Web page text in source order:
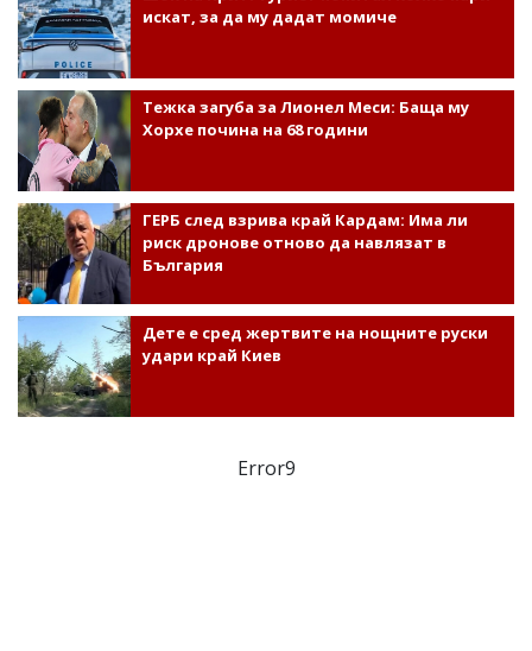
искат, за да му дадат момиче
Тежка загуба за Лионел Меси: Баща му
Хорхе почина на 68 години
ГЕРБ след взрива край Кардам: Има ли
риск дронове отново да навлязат в
България
Дете е сред жертвите на нощните руски
удари край Киев
Error9